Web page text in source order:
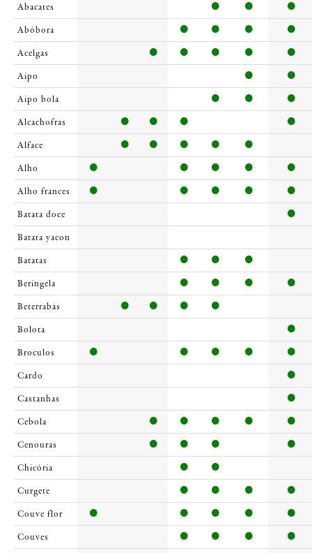
Abacates
Abóbora
Acelgas
Aipo
Aipo bola
Alcachofras
Alface
Alho
Alho frances
Batata doce
Batata yacon
Batatas
Beringela
Beterrabas
Bolota
Broculos
Cardo
Castanhas
Cebola
Cenouras
Chicória
Curgete
Couve flor
Couves